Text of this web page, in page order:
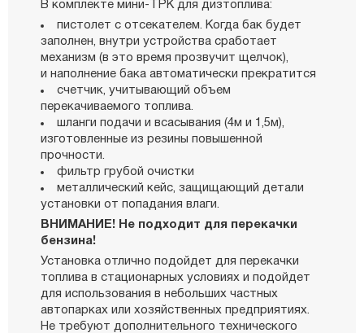
В комплекте мини-ТРК для дизтоплива:
пистолет с отсекателем. Когда бак будет
заполнен, внутри устройства сработает
механизм (в это время прозвучит щелчок),
и наполнение бака автоматически прекратится
счетчик, учитывающий объем
перекачиваемого топлива.
шланги подачи и всасывания (4м и 1,5м),
изготовленные из резины повышенной
прочности.
фильтр грубой очистки
металлический кейс, защищающий детали
установки от попадания влаги.
ВНИМАНИЕ! Не подходит для перекачки
бензина!
Установка отлично подойдет для перекачки
топлива в стационарных условиях и подойдет
для использования в небольших частных
автопарках или хозяйственных предприятиях.
Не требуют дополнительного технического